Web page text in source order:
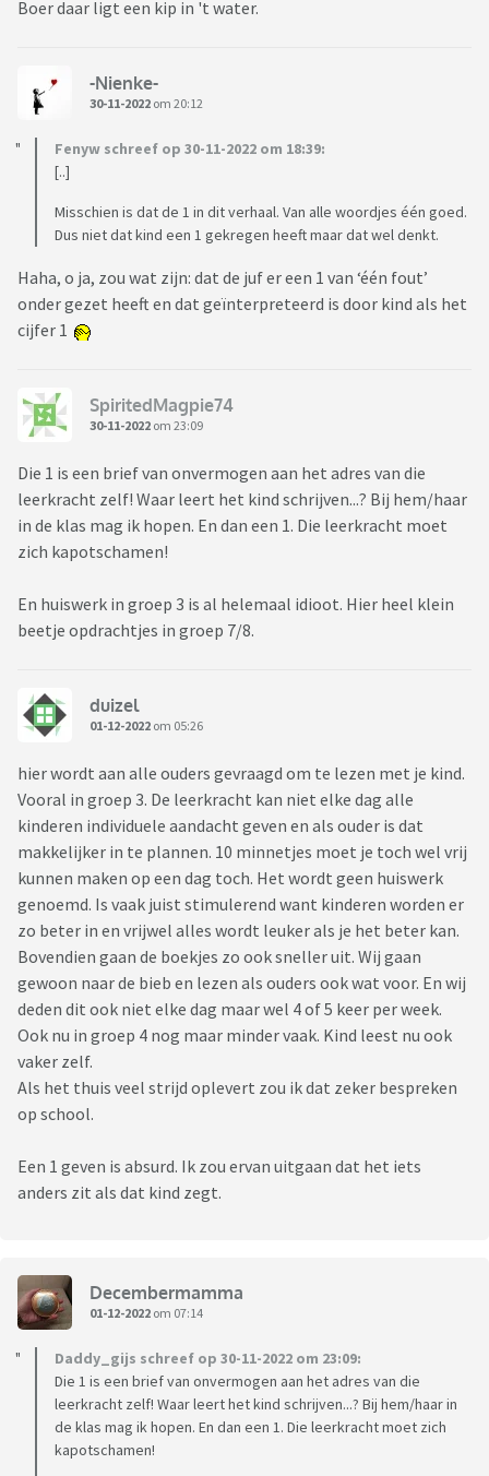
Boer daar ligt een kip in 't water.
-Nienke-
30-11-2022 om 20:12
Fenyw schreef op 30-11-2022 om 18:39:
[..]
Misschien is dat de 1 in dit verhaal. Van alle woordjes één goed.
Dus niet dat kind een 1 gekregen heeft maar dat wel denkt.
Haha, o ja, zou wat zijn: dat de juf er een 1 van ‘één fout’
onder gezet heeft en dat geïnterpreteerd is door kind als het
cijfer 1
SpiritedMagpie74
30-11-2022 om 23:09
Die 1 is een brief van onvermogen aan het adres van die
leerkracht zelf! Waar leert het kind schrijven...? Bij hem/haar
in de klas mag ik hopen. En dan een 1. Die leerkracht moet
zich kapotschamen!
En huiswerk in groep 3 is al helemaal idioot. Hier heel klein
beetje opdrachtjes in groep 7/8.
duizel
01-12-2022 om 05:26
hier wordt aan alle ouders gevraagd om te lezen met je kind.
Vooral in groep 3. De leerkracht kan niet elke dag alle
kinderen individuele aandacht geven en als ouder is dat
makkelijker in te plannen. 10 minnetjes moet je toch wel vrij
kunnen maken op een dag toch. Het wordt geen huiswerk
genoemd. Is vaak juist stimulerend want kinderen worden er
zo beter in en vrijwel alles wordt leuker als je het beter kan.
Bovendien gaan de boekjes zo ook sneller uit. Wij gaan
gewoon naar de bieb en lezen als ouders ook wat voor. En wij
deden dit ook niet elke dag maar wel 4 of 5 keer per week.
Ook nu in groep 4 nog maar minder vaak. Kind leest nu ook
vaker zelf.
Als het thuis veel strijd oplevert zou ik dat zeker bespreken
op school.
Een 1 geven is absurd. Ik zou ervan uitgaan dat het iets
anders zit als dat kind zegt.
Decembermamma
01-12-2022 om 07:14
Daddy_gijs schreef op 30-11-2022 om 23:09:
Die 1 is een brief van onvermogen aan het adres van die
leerkracht zelf! Waar leert het kind schrijven...? Bij hem/haar in
de klas mag ik hopen. En dan een 1. Die leerkracht moet zich
kapotschamen!